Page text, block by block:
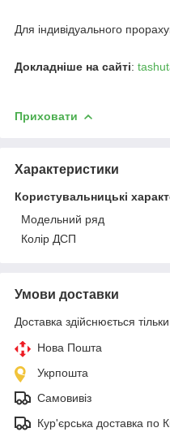
Для індивідуального
Докладніше на сайті:
Приховати
Характеристики
Користувальницькі
Модельний ряд
Колір ДСП
Умови доставки
Доставка здійснюється
Нова Пошта
Укрпошта
Самовивіз
Кур'єрська доставка по